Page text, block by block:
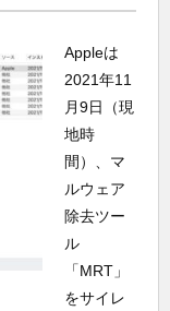
Appleは
2021年11
月9日（現
地時
間）、マ
ルウェア
除去ツー
ル
「MRT」
をサイレ